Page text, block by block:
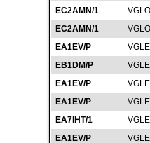
EC2AMN/1
EC2AMN/1
EA1EV/P
EB1DM/P
EA1EV/P
EA1EV/P
EA7IHT/1
EA1EV/P